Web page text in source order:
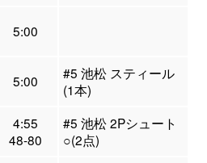
5:00
5:00
#5 池松 スティール
(1本)
4:55
48-80
#5 池松 2Pシュート
○(2点)